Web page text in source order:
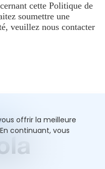
cette Politique de
soumettre une
veuillez nous contacter
offrir la meilleure
continuant, vous